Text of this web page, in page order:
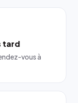
tard
vous à